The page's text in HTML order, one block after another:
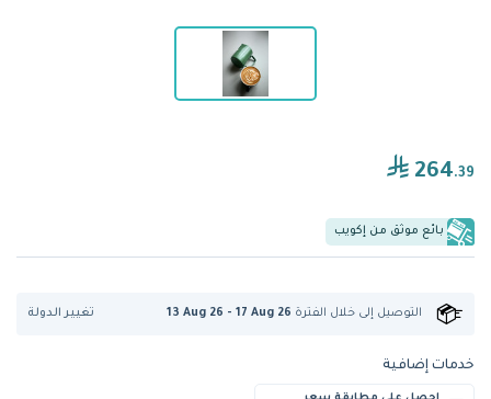
264.39
بائع موثق من إكويب
التوصيل إلى خلال الفترة 13 Aug 26 - 17 Aug 26 تغيير الدولة
خدمات إضافية